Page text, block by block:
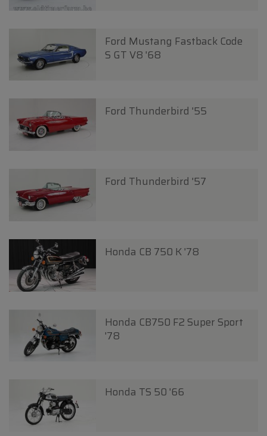
Ford Mustang Fastback Code
S GT V8 '68
Ford Thunderbird '55
Ford Thunderbird '57
Honda CB 750 K '78
Honda CB750 F2 Super Sport
'78
Honda TS 50 '66